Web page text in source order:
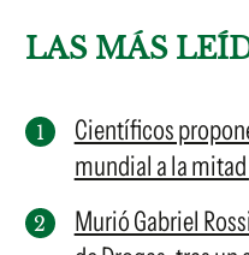
LAS MÁS
Científicos
mundial a la
Murió Gabriel